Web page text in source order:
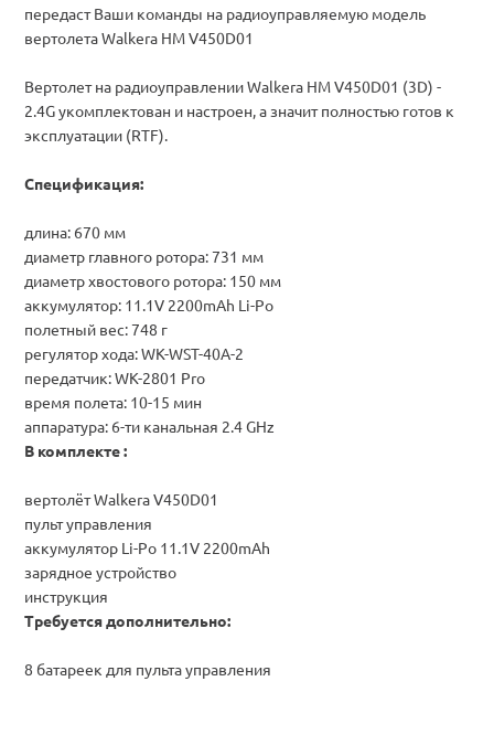
передаст Ваши команды на радиоуправляемую модель
вертолета Walkera HM V450D01
Вертолет на радиоуправлении Walkera HM V450D01 (3D) -
2.4Gукомплектован и настроен, а значит полностью готов к
эксплуатации (RTF).
Спецификация:
длина: 670 мм
диаметр главного ротора: 731 мм
диаметр хвостового ротора: 150 мм
аккумулятор: 11.1V 2200mAh Li-Po
полетный вес: 748 г
регулятор хода: WK-WST-40A-2
передатчик: WK-2801 Pro
время полета: 10-15 мин
аппаратура: 6-ти канальная 2.4 GHz
В комплекте :
вертолёт Walkera V450D01
пульт управления
аккумулятор Li-Po 11.1V 2200mAh
зарядное устройство
инструкция
Требуется дополнительно:
8 батареек для пульта управления